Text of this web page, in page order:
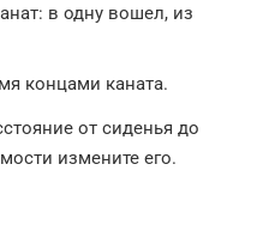
в одну вошел, из
концами каната.
от сиденья до
измените его.